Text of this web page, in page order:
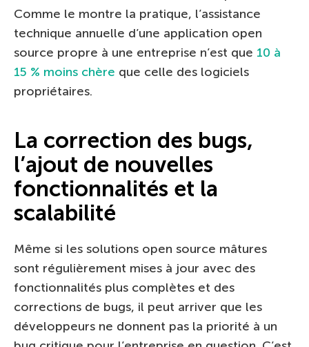
Comme le montre la pratique, l’assistance
technique annuelle d’une application open
source propre à une entreprise n’est que 10 à
15 % moins chère que celle des logiciels
propriétaires.
La correction des bugs,
l’ajout de nouvelles
fonctionnalités et la
scalabilité
Même si les solutions open source mâtures
sont régulièrement mises à jour avec des
fonctionnalités plus complètes et des
corrections de bugs, il peut arriver que les
développeurs ne donnent pas la priorité à un